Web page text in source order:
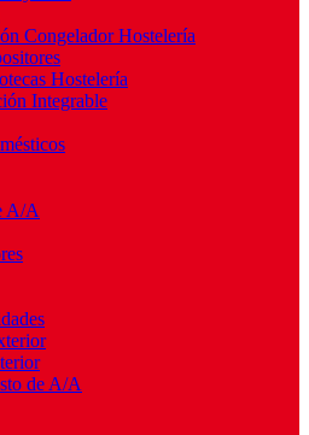
Congelador Hostelería
Hostelería
Integrable
A/A
de A/A